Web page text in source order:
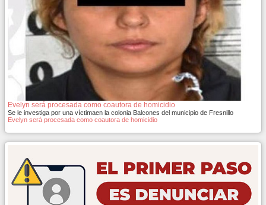
Evelyn será procesada como coautora de homicidio
Se le investiga por una víctimaen la colonia Balcones del municipio de Fresnillo
Evelyn será procesada como coautora de homicidio